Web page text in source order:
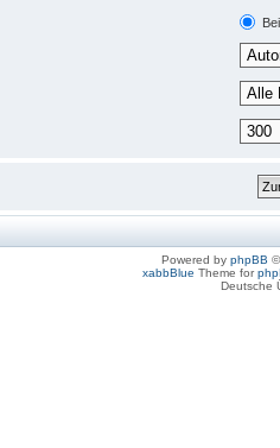
Powered by phpBB
xabbBlue Theme for
Deutsche